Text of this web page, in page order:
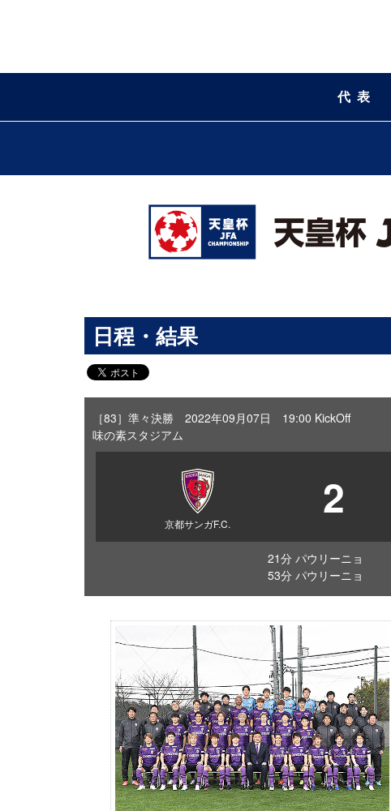
代表
日程・結果
［83］準々決勝 2022年09月07日 19:00 KickOff
味の素スタジアム
京都サンガF.C. 2
21分 パウリーニョ
53分 パウリーニョ